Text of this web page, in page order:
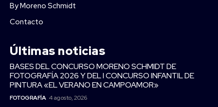
By Moreno Schmidt
Contacto
Últimas noticias
BASES DEL CONCURSO MORENO SCHMIDT DE
FOTOGRAFÍA 2026 Y DEL I CONCURSO INFANTIL DE
PINTURA «EL VERANO EN CAMPOAMOR»
FOTOGRAFÍA 4 agosto, 2026